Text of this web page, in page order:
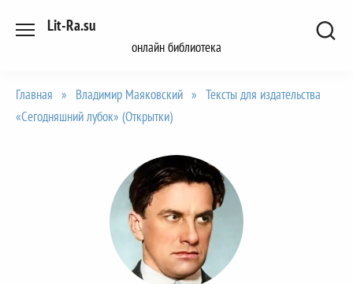
Lit-Ra.su
онлайн библиотека
Главная » Владимир Маяковский » Тексты для издательства
«Сегодняшний лубок» (Открытки)